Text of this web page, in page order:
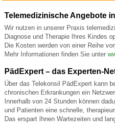
Telemedizinische Angebote
Wir nutzen in unserer Praxis
Diagnose und Therapie Ihres Kindes
Die Kosten werden von einer Reihe
Mehr Informationen finden Sie unter
PädExpert – das Experten-
Über das Telekonsil PädExpert kann
chronischen Erkrankungen ein
Innerhalb von 24 Stunden können
und Patienten eine schnelle,
Das erspart Ihnen Wartezeiten und